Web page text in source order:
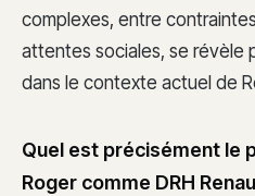
complexes, entre
attentes sociales, se révèle
dans le contexte actuel de
Quel est précisément le
Roger comme DRH